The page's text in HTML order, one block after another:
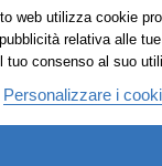
web utilizza cookie
relativa alle
tuo consenso al suo
Personalizzare i